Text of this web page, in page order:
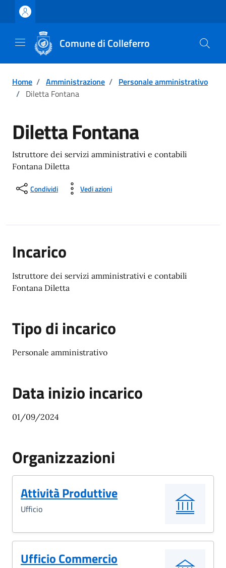
Vai ai contenuti
Vai al footer
Comune di Colleferro
Home / Amministrazione / Personale amministrativo
/ Diletta Fontana
Diletta Fontana
Istruttore dei servizi amministrativi e contabili
Fontana Diletta
Condividi Vedi azioni
Incarico
Istruttore dei servizi amministrativi e contabili
Fontana Diletta
Tipo di incarico
Personale amministrativo
Data inizio incarico
01/09/2024
Organizzazioni
Attività Produttive
Ufficio
Ufficio Commercio